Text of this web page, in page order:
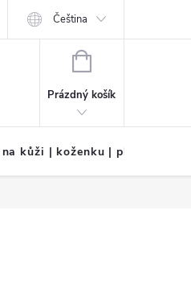
Čeština
NÁKUPNÍ
Prázdný košík
kůži | koženku | plátno